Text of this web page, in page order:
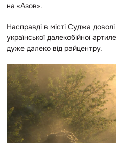
на «Азов».
Насправді в місті Суджа
української далекобійної
дуже далеко від райцентру.